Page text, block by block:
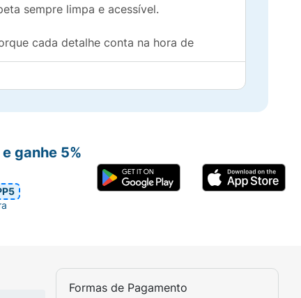
sempre limpa e acessível.
cada detalhe conta na hora de
Formas de Pagamento
ganhe 5%